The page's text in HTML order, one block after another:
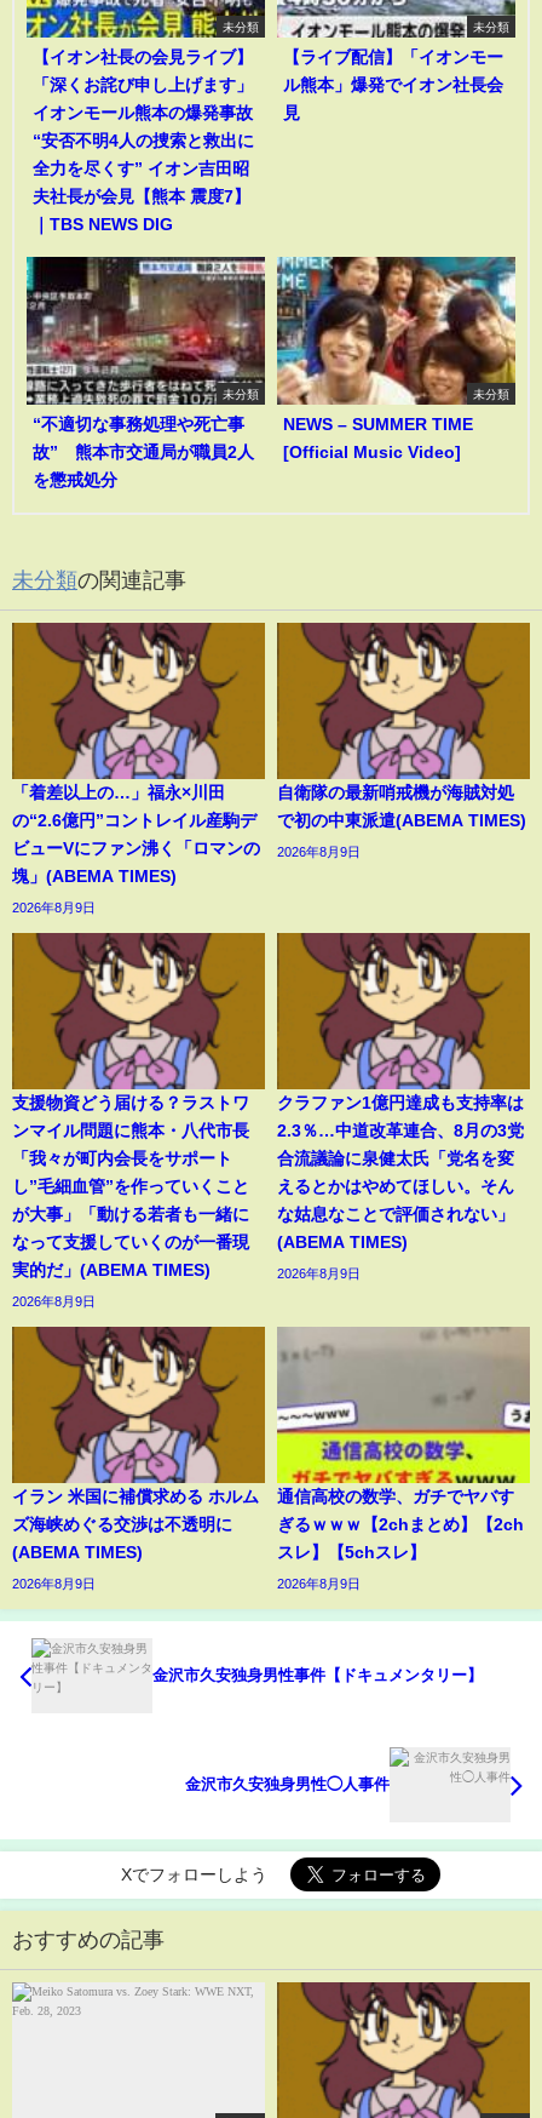
未分類
【イオン社長の会見ライブ】
「深くお詫び申し上げます」
イオンモール熊本の爆発事故
“安否不明4人の捜索と救出に
全力を尽くす” イオン吉田昭
夫社長が会見【熊本 震度7】
｜TBS NEWS DIG
未分類
【ライブ配信】「イオンモー
ル熊本」爆発でイオン社長会
見
未分類
“不適切な事務処理や死亡事
故” 熊本市交通局が職員2人
を懲戒処分
未分類
NEWS – SUMMER TIME
[Official Music Video]
未分類の関連記事
「着差以上の…」福永×川田
の“2.6億円”コントレイル産駒デ
ビューVにファン沸く「ロマンの
塊」(ABEMA TIMES)
2026年8月9日
自衛隊の最新哨戒機が海賊対処
で初の中東派遣(ABEMA TIMES)
2026年8月9日
支援物資どう届ける？ラストワ
ンマイル問題に熊本・八代市長
「我々が町内会長をサポート
し”毛細血管”を作っていくこと
が大事」「動ける若者も一緒に
なって支援していくのが一番現
実的だ」(ABEMA TIMES)
2026年8月9日
クラファン1億円達成も支持率は
2.3％…中道改革連合、8月の3党
合流議論に泉健太氏「党名を変
えるとかはやめてほしい。そん
な姑息なことで評価されない」
(ABEMA TIMES)
2026年8月9日
イラン 米国に補償求める ホルム
ズ海峡めぐる交渉は不透明に
(ABEMA TIMES)
2026年8月9日
通信高校の数学、ガチでヤバす
ぎるｗｗｗ【2chまとめ】【2ch
スレ】【5chスレ】
2026年8月9日
金沢市久安独身男性事件【ドキュメンタリー】
金沢市久安独身男性◯人事件
Xでフォローしよう
おすすめの記事